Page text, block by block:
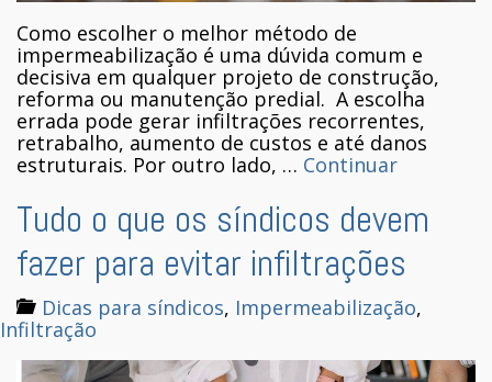
Como escolher o melhor método de
impermeabilização é uma dúvida comum e
decisiva em qualquer projeto de construção,
reforma ou manutenção predial. A escolha
errada pode gerar infiltrações recorrentes,
retrabalho, aumento de custos e até danos
estruturais. Por outro lado, … Continuar
Tudo o que os síndicos devem
fazer para evitar infiltrações
Dicas para síndicos, Impermeabilização,
Infiltração